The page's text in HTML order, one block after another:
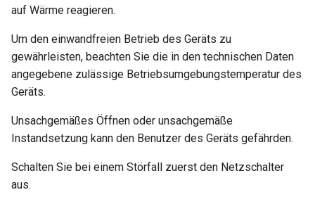
auf Wärme reagieren.
Um den einwandfreien Betrieb des Geräts zu
gewährleisten, beachten Sie die in den technischen Daten
angegebene zulässige Betriebsumgebungstemperatur des
Geräts.
Unsachgemäßes Öffnen oder unsachgemäße
Instandsetzung kann den Benutzer des Geräts gefährden.
Schalten Sie bei einem Störfall zuerst den Netzschalter
aus.